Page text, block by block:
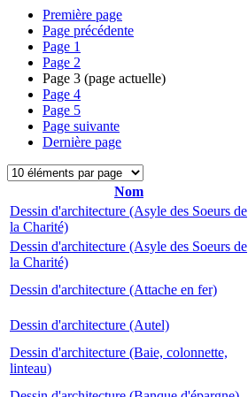
Première page
Page précédente
Page 1
Page 2
Page 3 (page actuelle)
Page 4
Page 5
Page suivante
Dernière page
Nom
Dessin d'architecture (Asyle des Soeurs de
la Charité)
Dessin d'architecture (Asyle des Soeurs de
la Charité)
Dessin d'architecture (Attache en fer)
Dessin d'architecture (Autel)
Dessin d'architecture (Baie, colonnette,
linteau)